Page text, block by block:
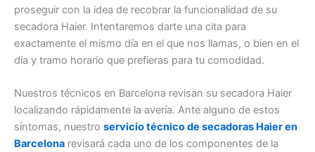
proseguir con la idea de recobrar la funcionalidad de su
secadora Haier. Intentaremos darte una cita para
exactamente el mismo día en el que nos llamas, o bien en el
día y tramo horario que prefieras para tu comodidad.
Nuestros técnicos en Barcelona revisan su secadora Haier
localizando rápidamente la avería. Ante alguno de estos
síntomas, nuestro servicio técnico de secadoras Haier en
Barcelona revisará cada uno de los componentes de la